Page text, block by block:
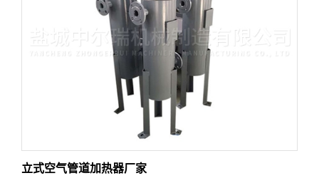
立式空气管道加热器厂家